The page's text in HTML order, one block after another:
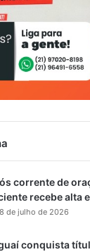
corrente de
recebe alta
de julho de 2026
conquista